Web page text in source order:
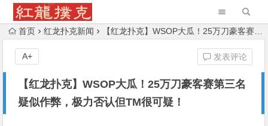
首页 红龙扑克新闻 【红龙扑克】WSOP大瓜！25万刀豪客赛第三名疑似作弊，极力否认但TM很可疑！
【红龙扑克】WSOP大瓜！25万刀豪客赛第三名
疑似作弊，极力否认但TM很可疑！
发表评论
A+